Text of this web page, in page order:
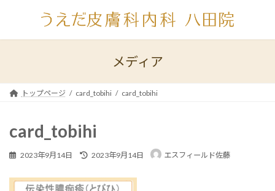
ン
ー
メディア
トップページ card_tobihi card_tobihi
card_tobihi
2023年9月14日
最
新
2023年9月14日 エスフィールド佐藤